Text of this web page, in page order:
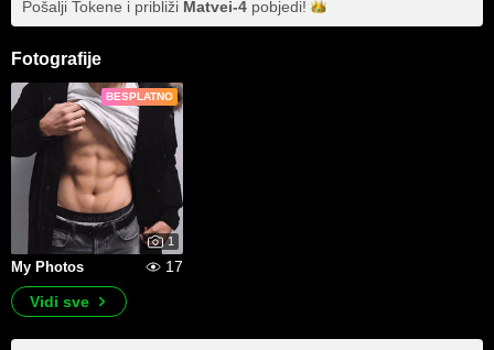
Pošalji Tokene i približi Matvei-4 pobjedi!
Fotografije
BESPLATNO
1
My Photos
17
Vidi sve